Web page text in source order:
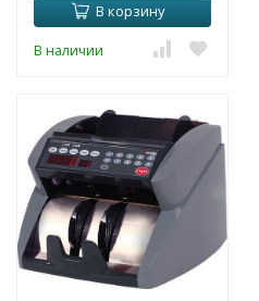
В корзину
В наличии